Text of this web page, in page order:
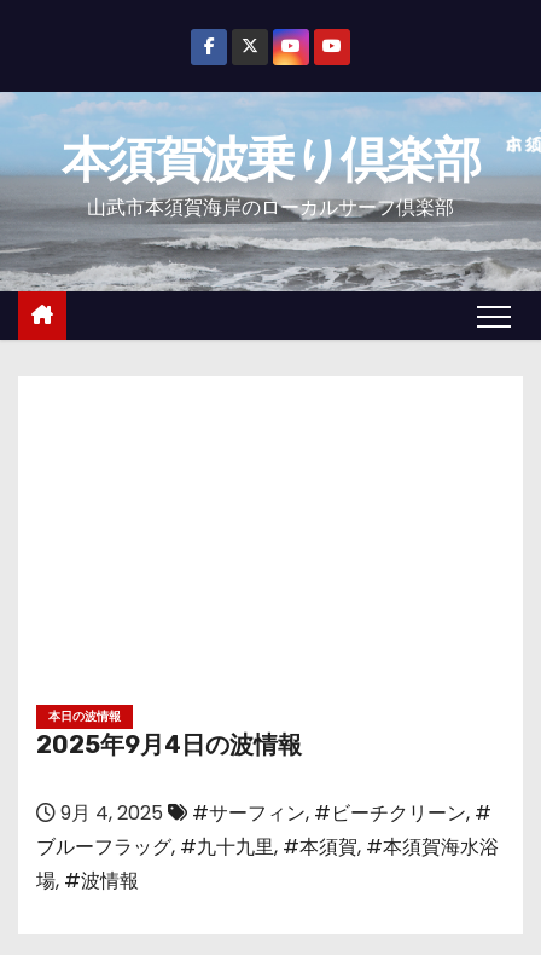
ン
へ
キ
ッ
本須賀波乗り倶楽部
山武市本須賀海岸のローカルサーフ倶楽部
本日の波情報
2025年9月4日の波情報
9月 4, 2025 #サーフィン, #ビーチクリーン, #
ブルーフラッグ, #九十九里, #本須賀, #本須賀海水浴
場, #波情報